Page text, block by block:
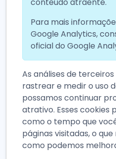
conteúdo atraente.
Para mais
Google Analytics,
oficial do Google
As análises de
rastrear e medir o uso
possamos continuar
atrativo. Esses cookies
como o tempo que
páginas visitadas, o
como podemos